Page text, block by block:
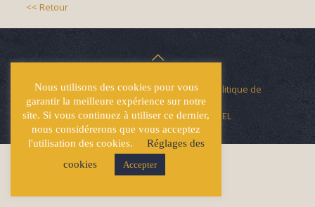
<< Retour
© Écuries Hardy -Mentions légales
- Politique de
confidentialité
Site développé parLucas GICQUEL
Nous utilisons des cookies pour vous
garantir la meilleure expérience sur notre
site. Si vous continuez à utiliser ce dernier,
nous considérerons que vous acceptez
l'utilisation des cookies.
Réglages des
cookies
Accepter